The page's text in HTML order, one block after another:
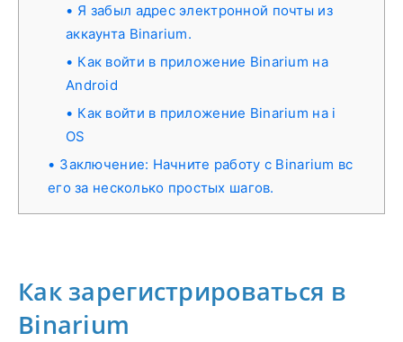
Я забыл адрес электронной почты из
аккаунта Binarium.
Как войти в приложение Binarium на
Android
Как войти в приложение Binarium на i
OS
Заключение: Начните работу с Binarium вс
его за несколько простых шагов.
Как зарегистрироваться в
Binarium